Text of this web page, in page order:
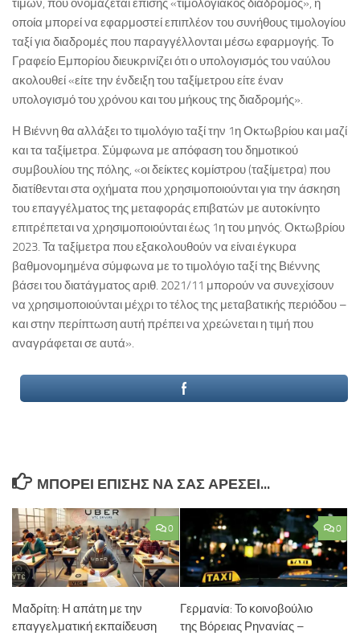
τιμών, που ονομάζεται επίσης «τιμολογιακός διάδρομος», η
οποία μπορεί να εφαρμοστεί επιπλέον του συνήθους τιμολογίου
ταξί για διαδρομές που παραγγέλλονται μέσω εφαρμογής. Το
Γραφείο Εμπορίου διευκρινίζει ότι ο υπολογισμός του ναύλου
ακολουθεί «είτε την ένδειξη του ταξίμετρου είτε έναν
υπολογισμό του χρόνου και του μήκους της διαδρομής».
Η Βιέννη θα αλλάξει το τιμολόγιο ταξί την 1η Οκτωβρίου και μαζί
και τα ταξίμετρα. Σύμφωνα με απόφαση του δημοτικού
συμβουλίου της πόλης, «οι δείκτες κομίστρου (ταξίμετρα) που
διατίθενται στα οχήματα που χρησιμοποιούνται για την άσκηση
του επαγγέλματος της μεταφοράς επιβατών με αυτοκίνητο
επιτρέπεται να χρησιμοποιούνται έως 1η του μηνός. Οκτωβρίου
2023. Τα ταξίμετρα που εξακολουθούν να είναι έγκυρα
βαθμονομημένα σύμφωνα με το τιμολόγιο ταξί της Βιέννης
βάσει του διατάγματος αριθ. 2021/11 μπορούν να συνεχίσουν
να χρησιμοποιούνται μέχρι το τέλος της μεταβατικής περιόδου –
και στην περίπτωση αυτή πρέπει να χρεώνεται η τιμή που
αναγράφεται σε αυτά».
ΜΠΟΡΕΊ ΕΠΊΣΗΣ ΝΑ ΣΑΣ ΑΡΈΣΕΙ...
0
Μαδρίτη: Η απάτη με την
επαγγελματική εκπαίδευση
0
Γερμανία: Το κοινοβούλιο
της Βόρειας Ρηνανίας –